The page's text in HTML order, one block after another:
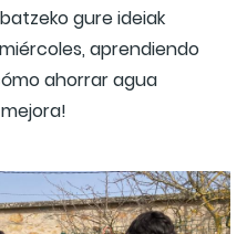
gure ideiak
aprendiendo
ahorrar agua